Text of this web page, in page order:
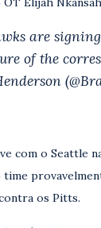
are
of the
com o Seattle
os Pitts.